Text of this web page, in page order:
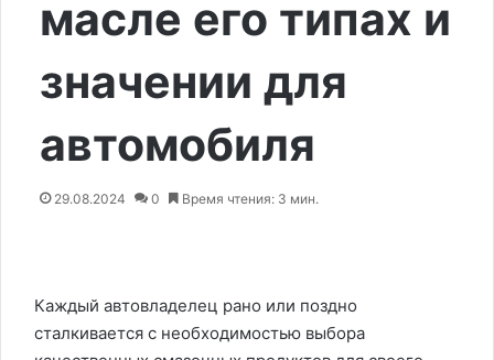
масле его типах и
значении для
автомобиля
29.08.2024 0 Время чтения: 3 мин.
Каждый автовладелец рано или поздно
сталкивается с необходимостью выбора